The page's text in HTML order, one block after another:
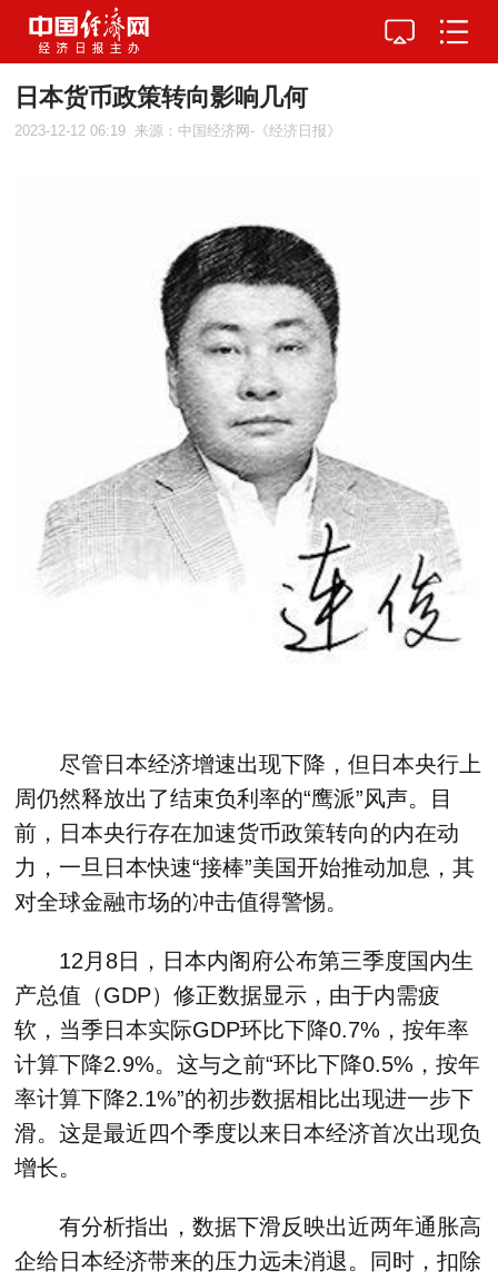
日本货币政策转向影响几何
2023-12-12 06:19 来源：中国经济网-《经济日报》
尽管日本经济增速出现下降，但日本央行上
周仍然释放出了结束负利率的“鹰派”风声。目
前，日本央行存在加速货币政策转向的内在动
力，一旦日本快速“接棒”美国开始推动加息，其
对全球金融市场的冲击值得警惕。
12月8日，日本内阁府公布第三季度国内生
产总值（GDP）修正数据显示，由于内需疲
软，当季日本实际GDP环比下降0.7%，按年率
计算下降2.9%。这与之前“环比下降0.5%，按年
率计算下降2.1%”的初步数据相比出现进一步下
滑。这是最近四个季度以来日本经济首次出现负
增长。
有分析指出，数据下滑反映出近两年通胀高
企给日本经济带来的压力远未消退。同时，扣除